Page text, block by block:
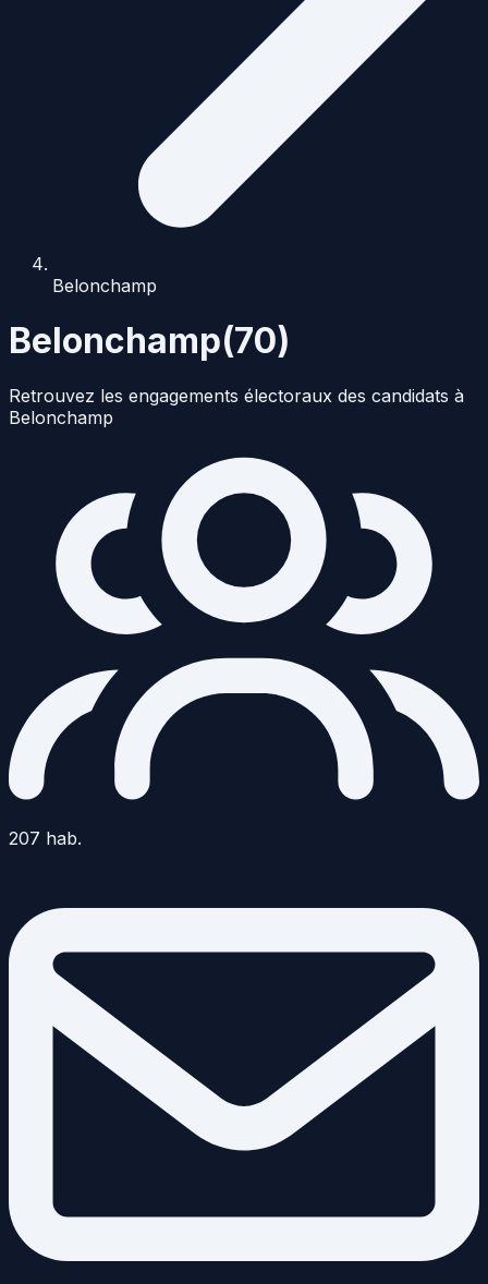
Belonchamp
Belonchamp(70)
Retrouvez les engagements électoraux des candidats à
Belonchamp
207 hab.